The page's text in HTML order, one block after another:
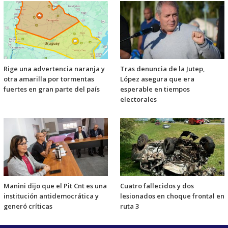
Rige una advertencia naranja y
otra amarilla por tormentas
fuertes en gran parte del país
Tras denuncia de la Jutep,
López asegura que era
esperable en tiempos
electorales
Manini dijo que el Pit Cnt es una
institución antidemocrática y
generó críticas
Cuatro fallecidos y dos
lesionados en choque frontal en
ruta 3